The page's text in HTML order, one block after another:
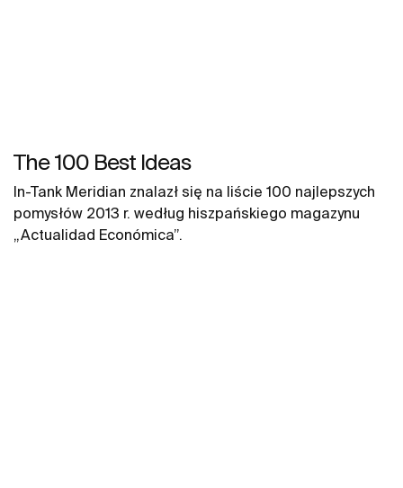
The 100 Best Ideas
In-Tank Meridian znalazł się na liście 100 najlepszych
pomysłów 2013 r. według hiszpańskiego magazynu
„Actualidad Económica”.